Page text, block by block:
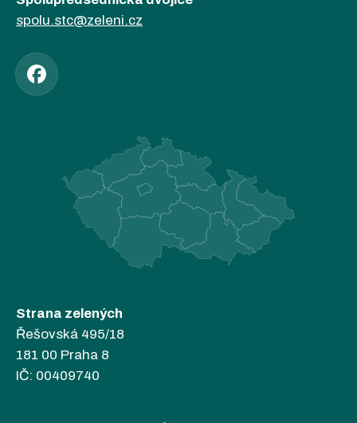
spolu.stc@zeleni.cz
Strana zelených
Řešovská 495/18
181 00 Praha 8
IČ: 00409740